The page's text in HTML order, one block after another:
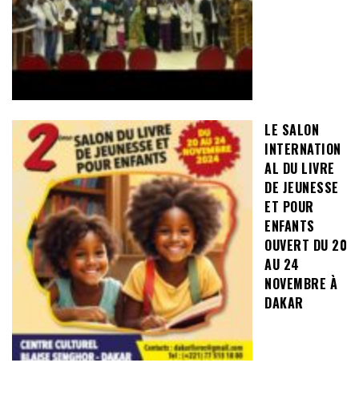
LE SALON
INTERNATION
AL DU LIVRE
DE JEUNESSE
ET POUR
ENFANTS
OUVERT DU 20
AU 24
NOVEMBRE À
DAKAR